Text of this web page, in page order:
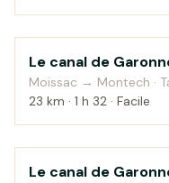
Au fil de l'eau
Le canal de
Castelsarrasin /
Moissac → Montech ·
23 km · 1 h 32 · Facile
Au fil de l'eau
Le canal de